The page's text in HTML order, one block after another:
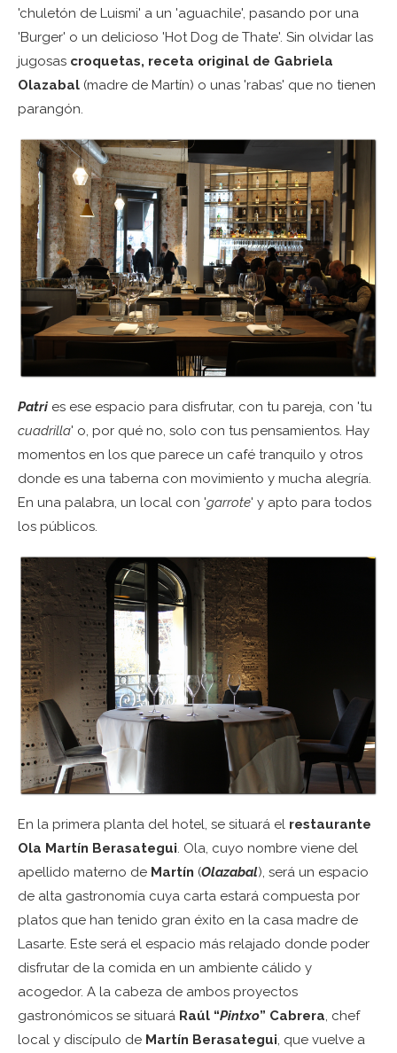
'chuletón de Luismi' a un 'aguachile', pasando por una
'Burger' o un delicioso 'Hot Dog de Thate'. Sin olvidar las
jugosas croquetas, receta original de Gabriela
Olazabal (madre de Martín) o unas 'rabas' que no tienen
parangón.
Patries ese espacio para disfrutar, con tu pareja, con 'tu
cuadrilla' o, por qué no, solo con tus pensamientos. Hay
momentos en los que parece un café tranquilo y otros
donde es una taberna con movimiento y mucha alegría.
En una palabra, un local con 'garrote' y apto para todos
los públicos.
En la primera planta del hotel, se situará el restaurante
Ola Martín Berasategui. Ola, cuyo nombre viene del
apellido materno de Martín (Olazabal), será un espacio
de alta gastronomía cuya carta estará compuesta por
platos que han tenido gran éxito en la casa madre de
Lasarte. Este será el espacio más relajado donde poder
disfrutar de la comida en un ambiente cálido y
acogedor. A la cabeza de ambos proyectos
gastronómicos se situará Raúl “Pintxo” Cabrera, chef
local y discípulo de Martín Berasategui, que vuelve a